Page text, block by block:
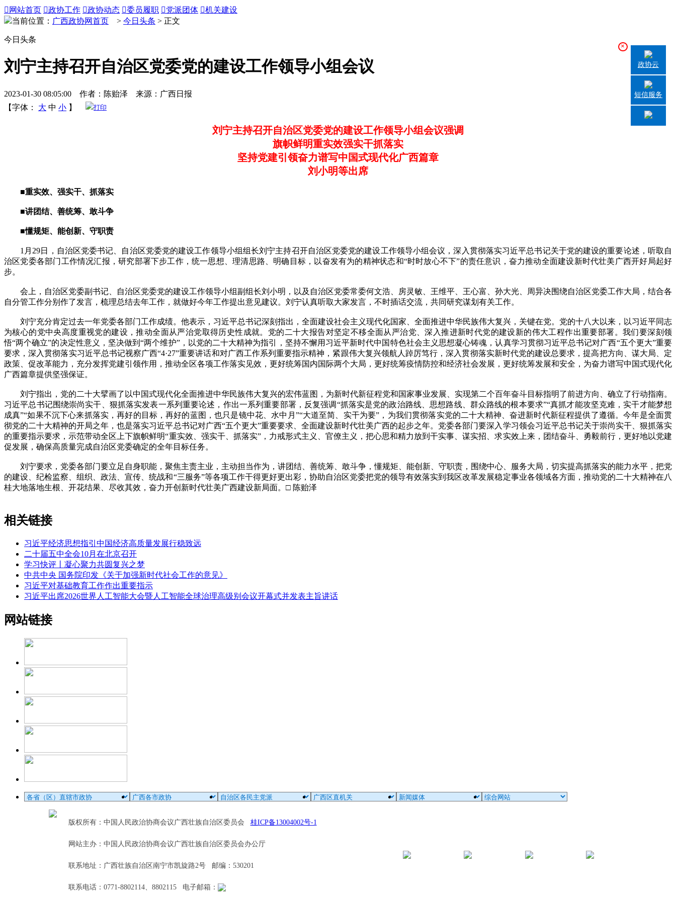
 网站首页 政协工作 政协动态 委员履职 党派团体 机关建设
当前位置： 广西政协网首页 > 今日头条 > 正文
今日头条
刘宁主持召开自治区党委党的建设工作领导小组会议
2023-01-30 08:05:00 作者：陈贻泽 来源：广西日报
【字体：
大 中 小 】 打印
刘宁主持召开自治区党委党的建设工作领导小组会议强调
旗帜鲜明重实效强实干抓落实
坚持党建引领奋力谱写中国式现代化广西篇章
刘小明等出席
■重实效、强实干、抓落实
■讲团结、善统筹、敢斗争
■懂规矩、能创新、守职责
1月29日，自治区党委书记、自治区党委党的建设工作领导小组组长刘宁主持召开自治区党委党的建设工作领导小组会议，深入贯彻落实习近平总书记关于党的建设的重要论述，听取自
治区党委各部门工作情况汇报，研究部署下步工作，统一思想、理清思路、明确目标，以奋发有为的精神状态和“时时放心不下”的责任意识，奋力推动全面建设新时代壮美广西开好局起好
步。
会上，自治区党委副书记、自治区党委党的建设工作领导小组副组长刘小明，以及自治区党委常委何文浩、房灵敏、王维平、王心富、孙大光、周异决围绕自治区党委工作大局，结合各
自分管工作分别作了发言，梳理总结去年工作，就做好今年工作提出意见建议。刘宁认真听取大家发言，不时插话交流，共同研究谋划有关工作。
刘宁充分肯定过去一年党委各部门工作成绩。他表示，习近平总书记深刻指出，全面建设社会主义现代化国家、全面推进中华民族伟大复兴，关键在党。党的十八大以来，以习近平同志
为核心的党中央高度重视党的建设，推动全面从严治党取得历史性成就。党的二十大报告对坚定不移全面从严治党、深入推进新时代党的建设新的伟大工程作出重要部署。我们要深刻领
悟“两个确立”的决定性意义，坚决做到“两个维护”，以党的二十大精神为指引，坚持不懈用习近平新时代中国特色社会主义思想凝心铸魂，认真学习贯彻习近平总书记对广西“五个更大”重要
要求，深入贯彻落实习近平总书记视察广西“4·27”重要讲话和对广西工作系列重要指示精神，紧跟伟大复兴领航人踔厉笃行，深入贯彻落实新时代党的建设总要求，提高把方向、谋大局、定
政策、促改革能力，充分发挥党建引领作用，推动全区各项工作落实见效，更好统筹国内国际两个大局，更好统筹疫情防控和经济社会发展，更好统筹发展和安全，为奋力谱写中国式现代化
广西篇章提供坚强保证。
刘宁指出，党的二十大擘画了以中国式现代化全面推进中华民族伟大复兴的宏伟蓝图，为新时代新征程党和国家事业发展、实现第二个百年奋斗目标指明了前进方向、确立了行动指南。
习近平总书记围绕崇尚实干、狠抓落实发表一系列重要论述，作出一系列重要部署，反复强调“抓落实是党的政治路线、思想路线、群众路线的根本要求”“真抓才能攻坚克难，实干才能梦想
成真”“如果不沉下心来抓落实，再好的目标，再好的蓝图，也只是镜中花、水中月”“大道至简、实干为要”，为我们贯彻落实党的二十大精神、奋进新时代新征程提供了遵循。今年是全面贯
彻党的二十大精神的开局之年，也是落实习近平总书记对广西“五个更大”重要要求、全面建设新时代壮美广西的起步之年。党委各部门要深入学习领会习近平总书记关于崇尚实干、狠抓落实
的重要指示要求，示范带动全区上下旗帜鲜明“重实效、强实干、抓落实”，力戒形式主义、官僚主义，把心思和精力放到干实事、谋实招、求实效上来，团结奋斗、勇毅前行，更好地以党建
促发展，确保高质量完成自治区党委确定的全年目标任务。
刘宁要求，党委各部门要立足自身职能，聚焦主责主业，主动担当作为，讲团结、善统筹、敢斗争，懂规矩、能创新、守职责，围绕中心、服务大局，切实提高抓落实的能力水平，把党
的建设、纪检监察、组织、政法、宣传、统战和“三服务”等各项工作干得更好更出彩，协助自治区党委把党的领导有效落实到我区改革发展稳定事业各领域各方面，推动党的二十大精神在八
桂大地落地生根、开花结果、尽收其效，奋力开创新时代壮美广西建设新局面。□ 陈贻泽
相关链接
习近平经济思想指引中国经济高质量发展行稳致远
二十届五中全会10月在北京召开
学习快评丨凝心聚力共圆复兴之梦
中共中央 国务院印发《关于加强新时代社会工作的意见》
习近平对基础教育工作作出重要指示
习近平出席2026世界人工智能大会暨人工智能全球治理高级别会议开幕式并发表主旨讲话
网站链接
版权所有：中国人民政治协商会议广西壮族自治区委员会 桂ICP备13004002号-1
网站主办：中国人民政治协商会议广西壮族自治区委员会办公厅
联系地址：广西壮族自治区南宁市凯旋路2号 邮编：530201
联系电话：0771-8802114、8802115 电子邮箱：
×
政协云
短信服务